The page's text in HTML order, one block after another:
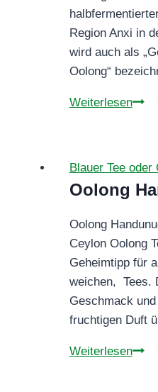
Region Anxi in
wird auch als
Oolong“
Weiterlesen
Blauer Tee oder
Oolong
Oolong
Ceylon Oolong
Geheimtipp für
weichen, Tees.
Geschmack
fruchtigen Duft
Weiterlesen